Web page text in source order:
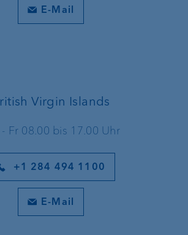
E-Mail
Virgin Islands
Fr 08.00 bis 17.00 Uhr
+1 284 494 1100
E-Mail